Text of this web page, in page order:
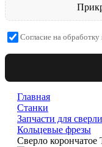
Согласие на
Главная
Станки
Запчасти для
Кольцевые фрезы
Сверло